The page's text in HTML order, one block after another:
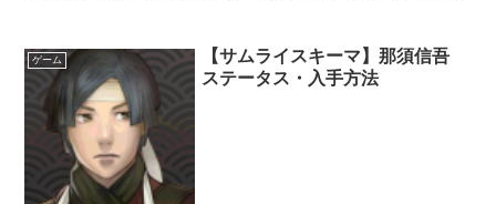
ゲーム
【サムライスキーマ】那須信吾
ステータス・入手方法